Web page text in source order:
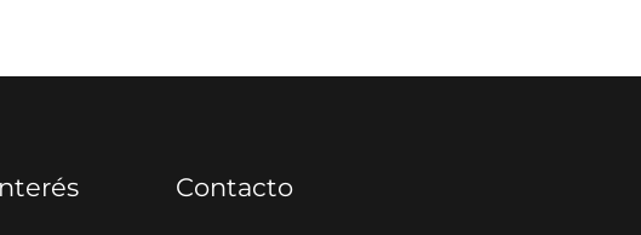
Contacto